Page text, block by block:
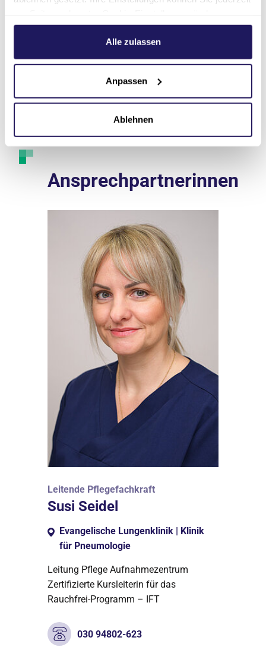
Weitere Informationen hierzu finden Sie in unserer
.
Alle zulassen
Anpassen
Ablehnen
Programm ist lebens- und
praxisnah. Konkrete Pläne
und verschiedene Hilfsmittel
Weg zu einem rauchfreien
Leben.
Ansprechpartnerinnen
Leitende Pflegefachkraft
Susi Seidel
Evangelische Lungenklinik | Klinik
für Pneumologie
Leitung Pflege Aufnahmezentrum
Zertifizierte Kursleiterin für das
Rauchfrei-Programm – IFT
030 94802-623